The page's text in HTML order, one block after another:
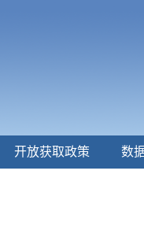
开放获取政策 数